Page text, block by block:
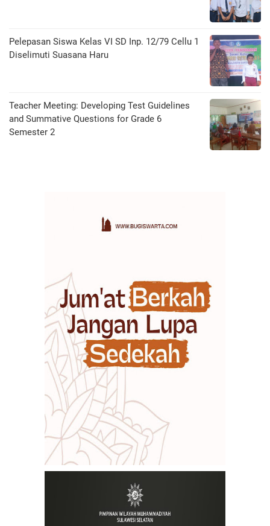
Pelepasan Siswa Kelas VI SD Inp. 12/79 Cellu 1
Diselimuti Suasana Haru
Teacher Meeting: Developing Test Guidelines
and Summative Questions for Grade 6
Semester 2